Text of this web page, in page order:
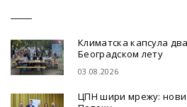
Климатска капсула
Београдском лету
03.08.2026
ЦПН шири мрежу: нови